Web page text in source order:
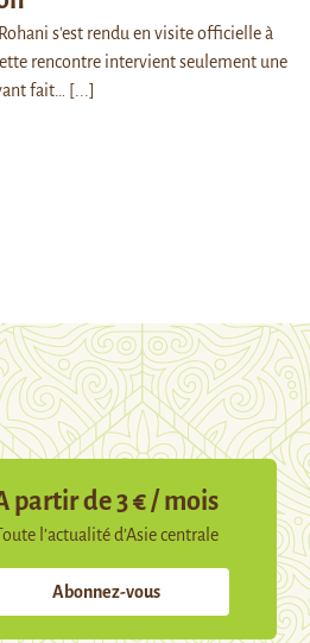
s'est rendu en visite officielle à
rencontre intervient seulement une
fait…
[...]
partir de 3 € / mois
l’actualité d’Asie centrale
Abonnez-vous